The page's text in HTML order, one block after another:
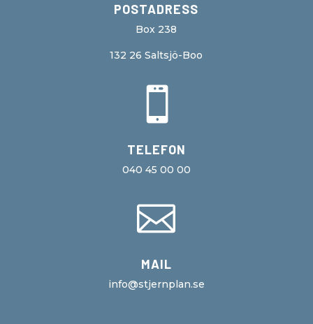
POSTADRESS
Box 238
132 26 Saltsjö-Boo

TELEFON
040 45 00 00

MAIL
info@stjernplan.se